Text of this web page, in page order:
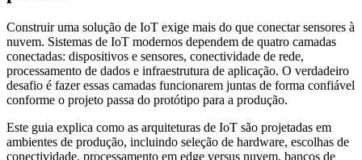
Construir uma solução de IoT exige mais do que conectar sensores à
nuvem. Sistemas de IoT modernos dependem de quatro camadas
conectadas: dispositivos e sensores, conectividade de rede,
processamento de dados e infraestrutura de aplicação. O verdadeiro
desafio é fazer essas camadas funcionarem juntas de forma confiável
conforme o projeto passa do protótipo para a produção.
Este guia explica como as arquiteturas de IoT são projetadas em
ambientes de produção, incluindo seleção de hardware, escolhas de
conectividade, processamento em edge versus nuvem, bancos de